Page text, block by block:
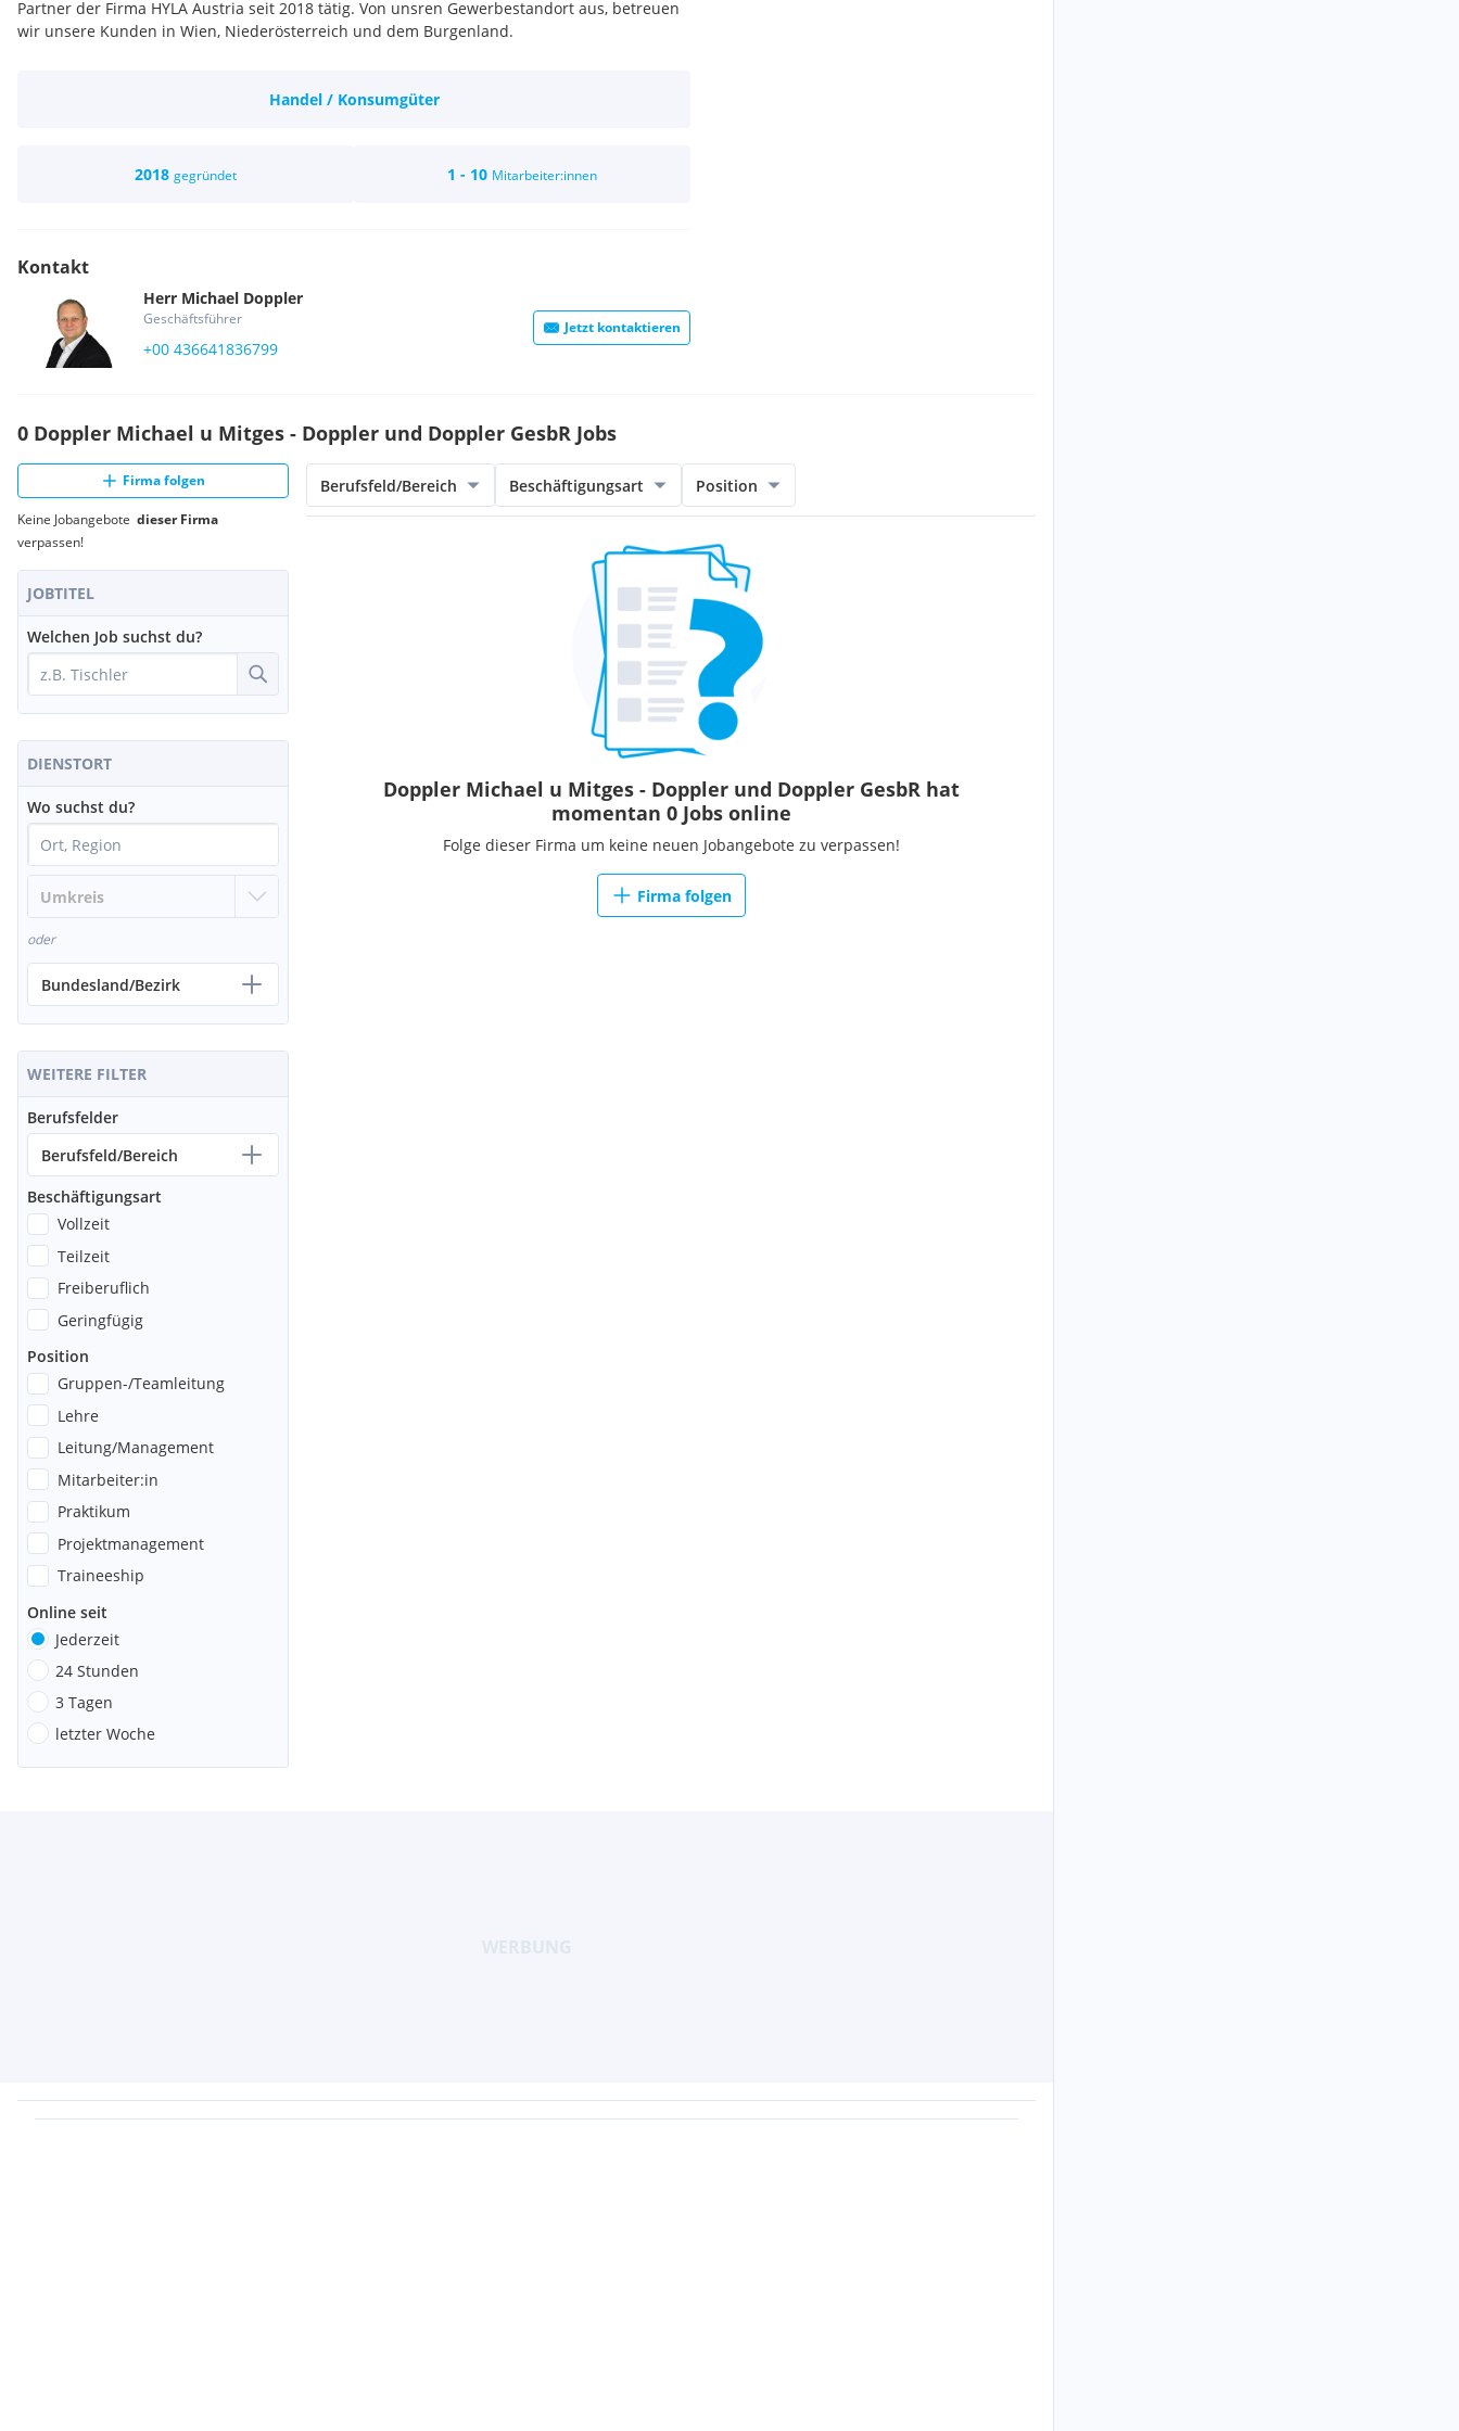
Partner der Firma HYLA Austria seit 2018 tätig. Von unsren Gewerbestandort aus, betreuen
wir unsere Kunden in Wien, Niederösterreich und dem Burgenland.
Handel / Konsumgüter
2018 gegründet 1 - 10 Mitarbeiter:innen
Kontakt
Herr Michael Doppler
Geschäftsführer
+00 436641836799
Jetzt kontaktieren
0 Doppler Michael u Mitges - Doppler und Doppler GesbR Jobs
Firma folgen
Keine Jobangebote dieser Firma
verpassen!
JOBTITEL
Welchen Job suchst du?
DIENSTORT
Wo suchst du?
oder
Bundesland/Bezirk
WEITERE FILTER
Berufsfelder
Berufsfeld/Bereich
Beschäftigungsart
Vollzeit
Teilzeit
Freiberuflich
Geringfügig
Position
Gruppen-/Teamleitung
Lehre
Leitung/Management
Mitarbeiter:in
Praktikum
Projektmanagement
Traineeship
Online seit
Jederzeit
24 Stunden
3 Tagen
letzter Woche
Berufsfeld/Bereich Beschäftigungsart Position
Doppler Michael u Mitges - Doppler und Doppler GesbR hat
momentan 0 Jobs online
Folge dieser Firma um keine neuen Jobangebote zu verpassen!
Firma folgen